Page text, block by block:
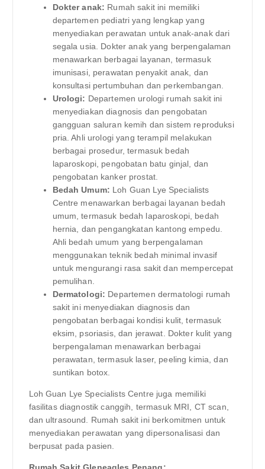
Dokter anak: Rumah sakit ini memiliki
departemen pediatri yang lengkap yang
menyediakan perawatan untuk anak-anak dari
segala usia. Dokter anak yang berpengalaman
menawarkan berbagai layanan, termasuk
imunisasi, perawatan penyakit anak, dan
konsultasi pertumbuhan dan perkembangan.
Urologi: Departemen urologi rumah sakit ini
menyediakan diagnosis dan pengobatan
gangguan saluran kemih dan sistem reproduksi
pria. Ahli urologi yang terampil melakukan
berbagai prosedur, termasuk bedah
laparoskopi, pengobatan batu ginjal, dan
pengobatan kanker prostat.
Bedah Umum: Loh Guan Lye Specialists
Centre menawarkan berbagai layanan bedah
umum, termasuk bedah laparoskopi, bedah
hernia, dan pengangkatan kantong empedu.
Ahli bedah umum yang berpengalaman
menggunakan teknik bedah minimal invasif
untuk mengurangi rasa sakit dan mempercepat
pemulihan.
Dermatologi: Departemen dermatologi rumah
sakit ini menyediakan diagnosis dan
pengobatan berbagai kondisi kulit, termasuk
eksim, psoriasis, dan jerawat. Dokter kulit yang
berpengalaman menawarkan berbagai
perawatan, termasuk laser, peeling kimia, dan
suntikan botox.
Loh Guan Lye Specialists Centre juga memiliki
fasilitas diagnostik canggih, termasuk MRI, CT scan,
dan ultrasound. Rumah sakit ini berkomitmen untuk
menyediakan perawatan yang dipersonalisasi dan
berpusat pada pasien.